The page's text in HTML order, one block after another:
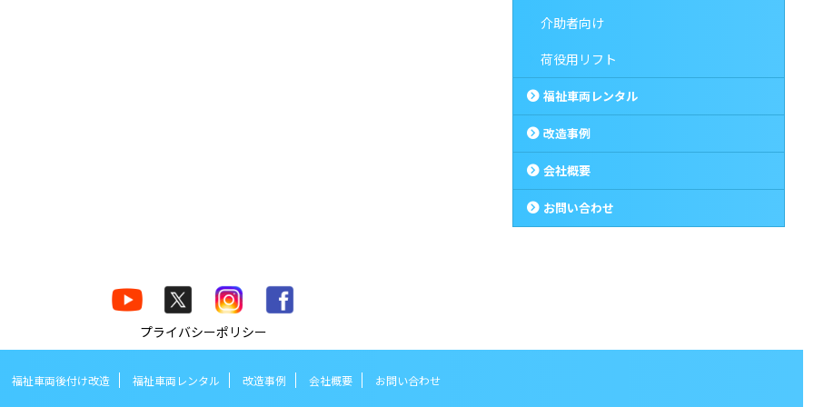
介助者向け
荷役用リフト
福祉車両レンタル
改造事例
会社概要
お問い合わせ
プライバシーポリシー
福祉車両後付け改造 福祉車両レンタル 改造事例 会社概要 お問い合わせ